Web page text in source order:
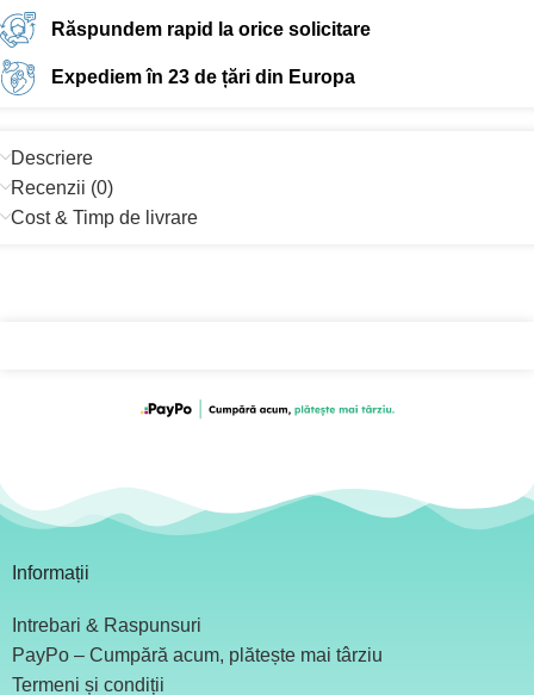
Răspundem rapid la orice solicitare
Expediem în 23 de țări din Europa
Descriere
Recenzii (0)
Cost & Timp de livrare
Informații
Intrebari & Raspunsuri
PayPo – Cumpără acum, plătește mai târziu
Termeni și condiții